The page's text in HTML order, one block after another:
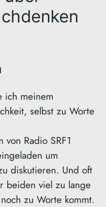
ich meinem
selbst zu Worte
Radio SRF1
um
diskutieren. Und oft
beiden viel zu lange
zu Worte kommt.